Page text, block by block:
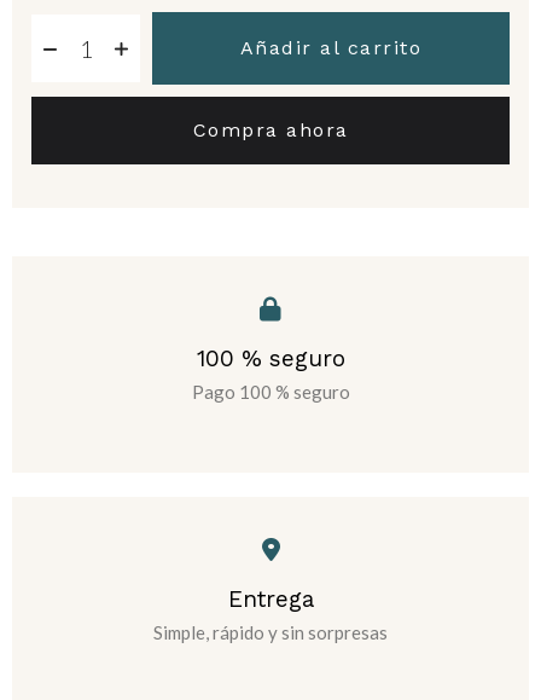
Añadir al carrito
Compra ahora
100 % seguro
Pago 100 % seguro
Entrega
Simple, rápido y sin sorpresas